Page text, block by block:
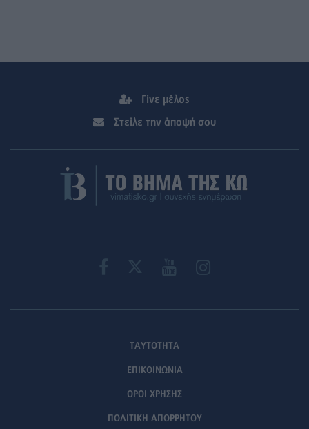
Γίνε μέλος
Στείλε την άποψή σου
ΤΑΥΤΟΤΗΤΑ
ΕΠΙΚΟΙΝΩΝΙΑ
ΟΡΟΙ ΧΡΗΣΗΣ
ΠΟΛΙΤΙΚΗ ΑΠΟΡΡΗΤΟΥ